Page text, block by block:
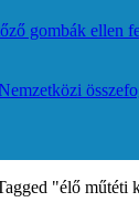
gombák ellen
"élő műtéti